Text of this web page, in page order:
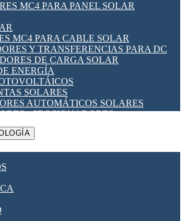
MC4 PARA PANEL SOLAR
MC4 PARA CABLE SOLAR
Y TRANSFERENCIAS PARA DC
DE CARGA SOLAR
ENERGÍA
SOLARES
AUTOMÁTICOS SOLARES
- SECCIONADORES
SOLAR
TRANSIENTES SPDS PARA
FOTOVOLTAICAS